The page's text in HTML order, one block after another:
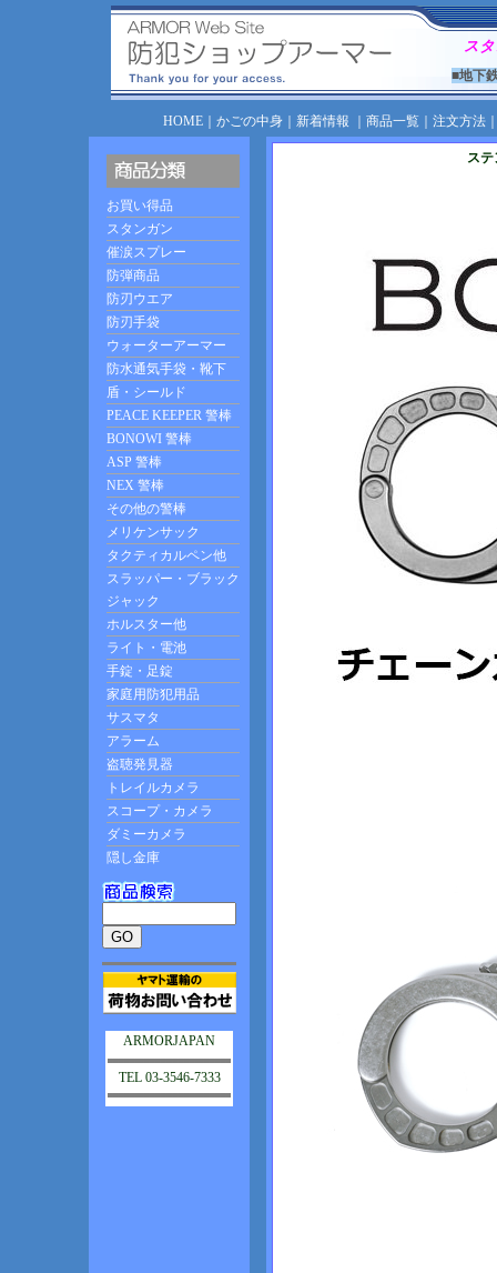
ス
■地下
HOME｜ かごの中身｜ 新着情報 商品一覧｜ 注文方法
ARMORJAPAN
TEL 03-3546-7333
ス